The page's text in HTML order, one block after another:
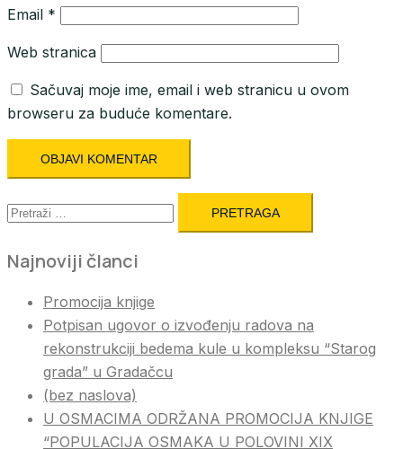
Email *
Web stranica
Sačuvaj moje ime, email i web stranicu u ovom
browseru za buduće komentare.
Pretraga:
Najnoviji članci
Promocija knjige
Potpisan ugovor o izvođenju radova na
rekonstrukciji bedema kule u kompleksu “Starog
grada” u Gradačcu
(bez naslova)
U OSMACIMA ODRŽANA PROMOCIJA KNJIGE
“POPULACIJA OSMAKA U POLOVINI XIX